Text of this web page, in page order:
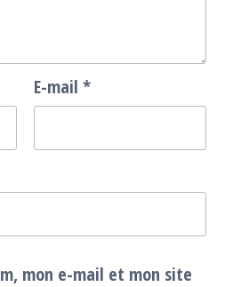
E-mail *
mon e-mail et mon site